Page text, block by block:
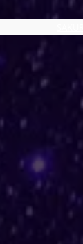
-
-
-
-
-
-
-
-
-
-
-
-